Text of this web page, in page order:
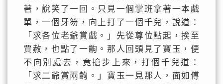
著，說笑了一回。只見一個掌班拿著一本戲
單，一個牙笏，向上打了一個千兒，說道：
「求各位老爺賞戲。」先從尊位點起，挨至
賈赦，也點了一齣。那人回頭見了寶玉，便
不向別處去，竟搶步上來，打個千兒道：
「求二爺賞兩齣。」寶玉一見那人，面如傅